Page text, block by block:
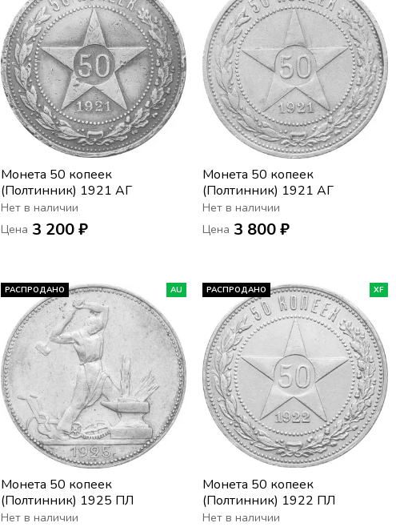
Монета 50 копеек
(Полтинник) 1921 АГ
Нет в наличии
Цена 3 200 ₽
Монета 50 копеек
(Полтинник) 1921 АГ
Нет в наличии
Цена 3 800 ₽
РАСПРОДАНО AU
Монета 50 копеек
(Полтинник) 1925 ПЛ
Нет в наличии
РАСПРОДАНО XF
Монета 50 копеек
(Полтинник) 1922 ПЛ
Нет в наличии